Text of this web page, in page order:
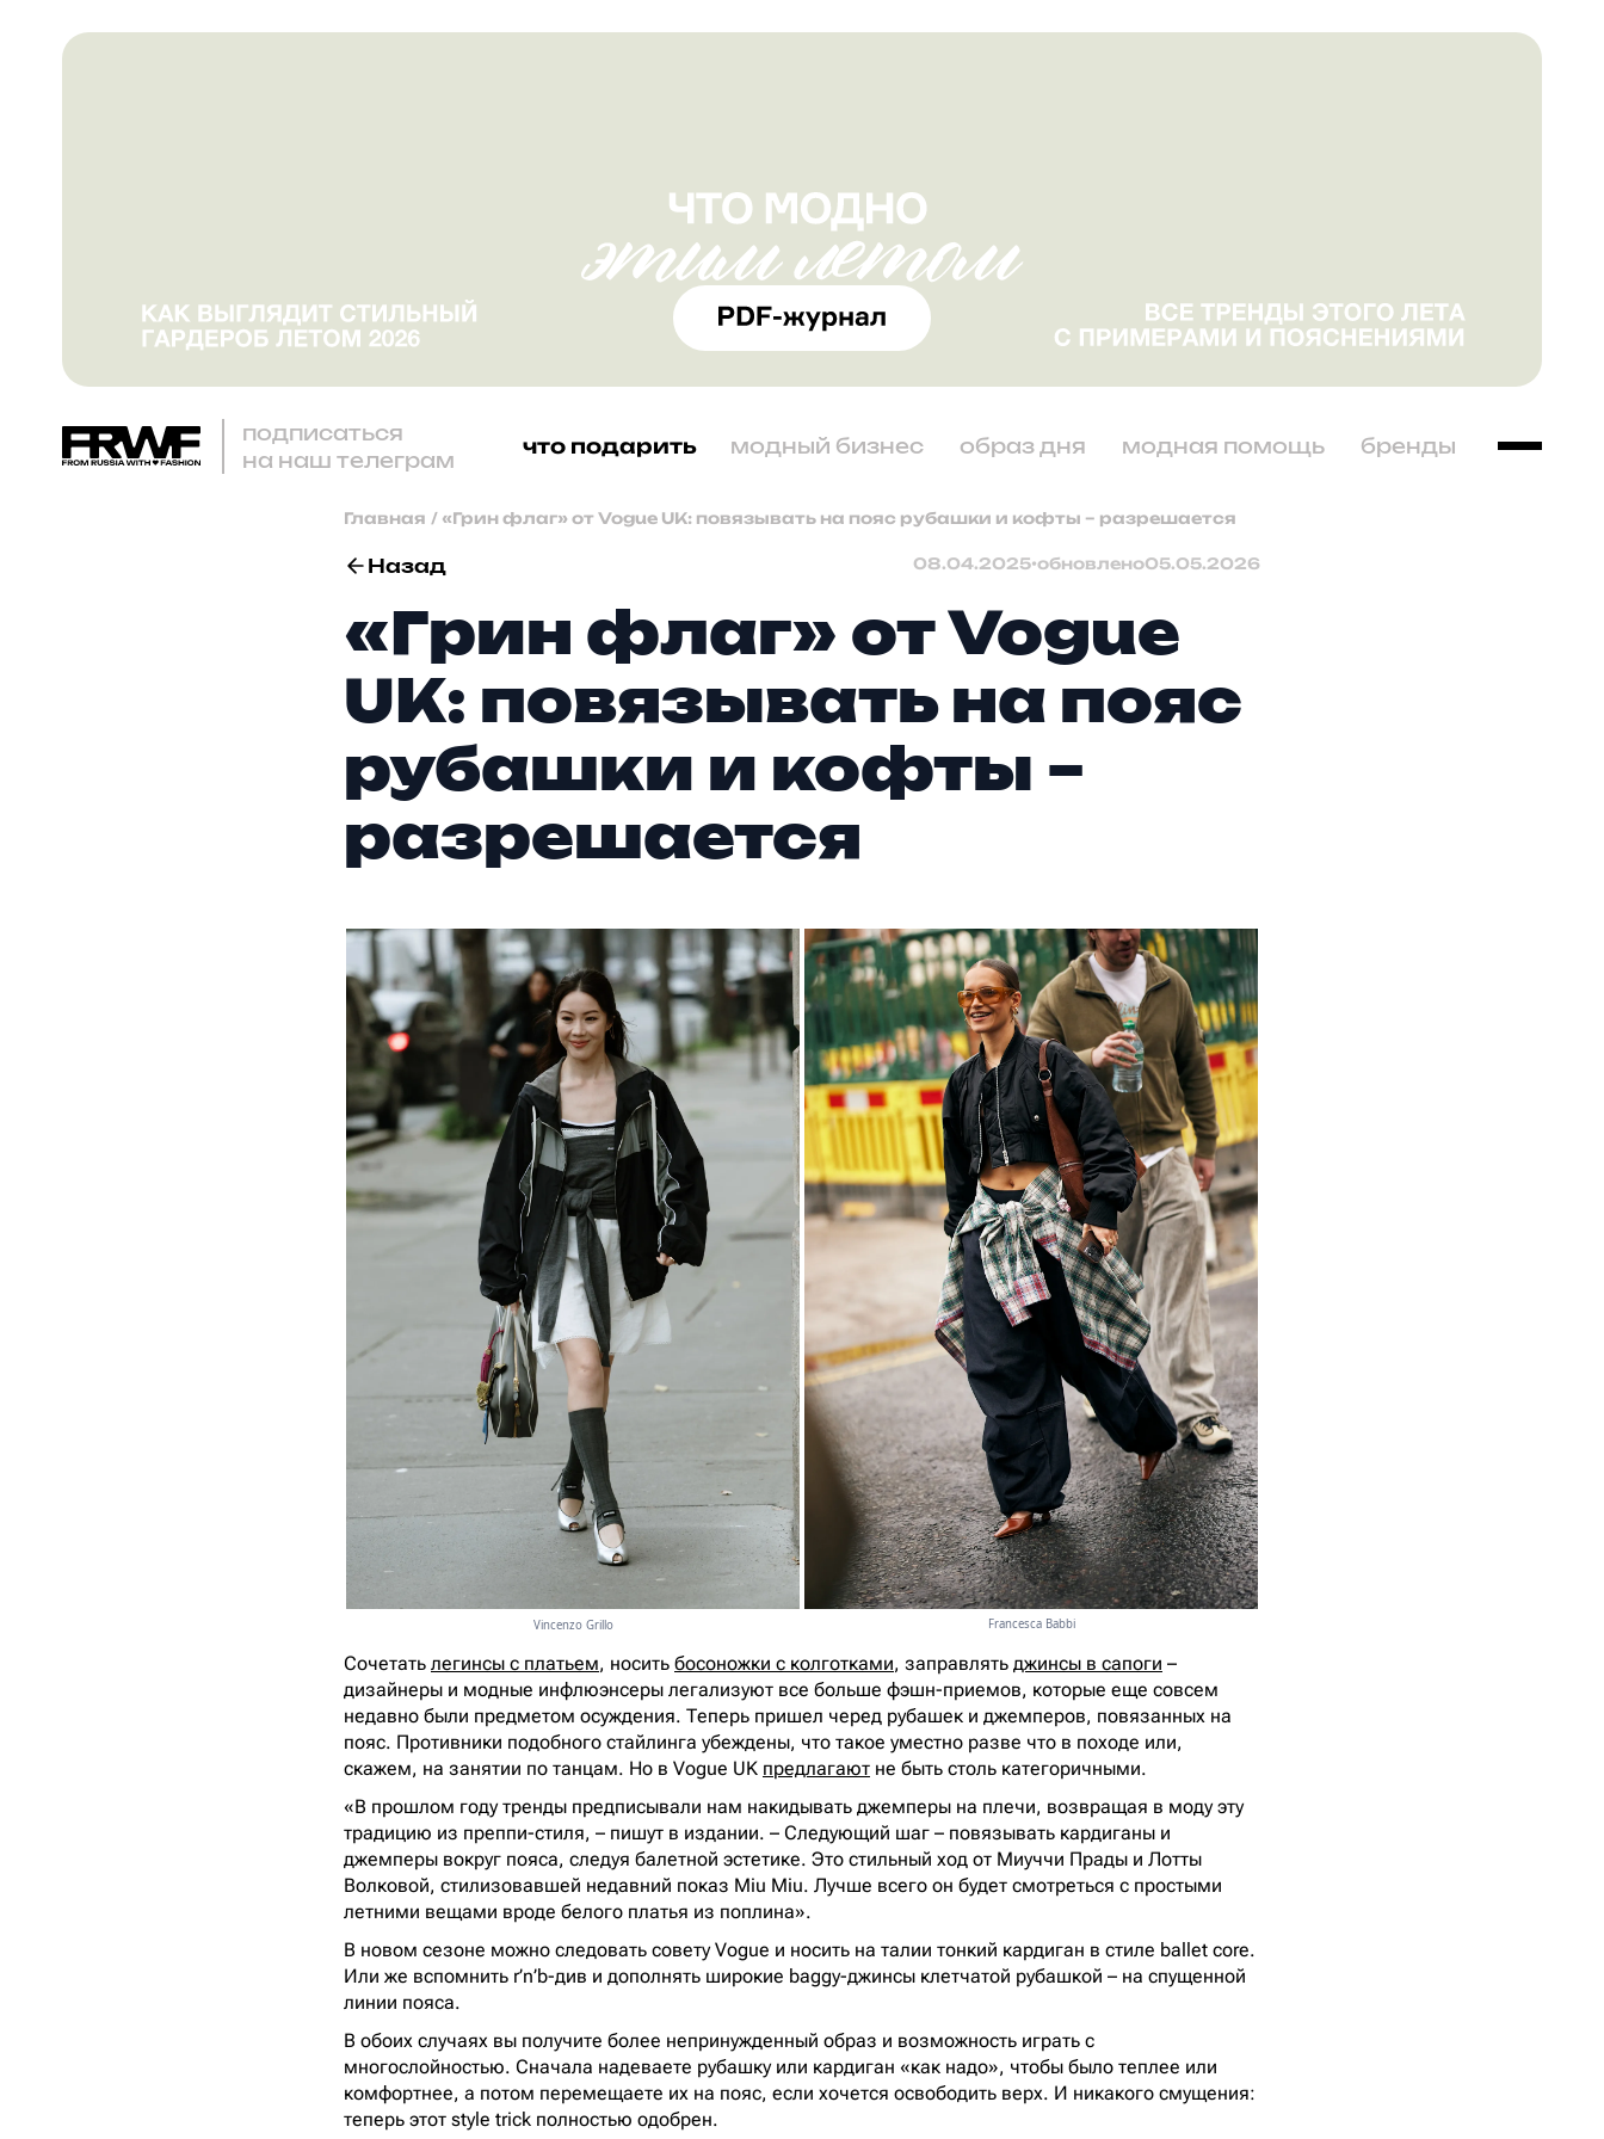
подписаться
на наш телеграм
что подарить модный бизнес образ дня модная помощь бренды
Главная / «Грин флаг» от Vogue UK: повязывать на пояс рубашки и кофты – разрешается
Назад 08.04.2025•обновлено05.05.2026
«Грин флаг» от Vogue
UK: повязывать на пояс
рубашки и кофты –
разрешается
Vincenzo Grillo Francesca Babbi
Сочетать легинсы с платьем, носить босоножки с колготками, заправлять джинсы в сапоги –
дизайнеры и модные инфлюэнсеры легализуют все больше фэшн-приемов, которые еще совсем
недавно были предметом осуждения. Теперь пришел черед рубашек и джемперов, повязанных на
пояс. Противники подобного стайлинга убеждены, что такое уместно разве что в походе или,
скажем, на занятии по танцам. Но в Vogue UK предлагают не быть столь категоричными.
«В прошлом году тренды предписывали нам накидывать джемперы на плечи, возвращая в моду эту
традицию из преппи-стиля, – пишут в издании. – Следующий шаг – повязывать кардиганы и
джемперы вокруг пояса, следуя балетной эстетике. Это стильный ход от Миуччи Прады и Лотты
Волковой, стилизовавшей недавний показ Miu Miu. Лучше всего он будет смотреться с простыми
летними вещами вроде белого платья из поплина».
В новом сезоне можно следовать совету Vogue и носить на талии тонкий кардиган в стиле ballet core.
Или же вспомнить r’n’b-див и дополнять широкие baggy-джинсы клетчатой рубашкой – на спущенной
линии пояса.
В обоих случаях вы получите более непринужденный образ и возможность играть с
многослойностью. Сначала надеваете рубашку или кардиган «как надо», чтобы было теплее или
комфортнее, а потом перемещаете их на пояс, если хочется освободить верх. И никакого смущения:
теперь этот style trick полностью одобрен.